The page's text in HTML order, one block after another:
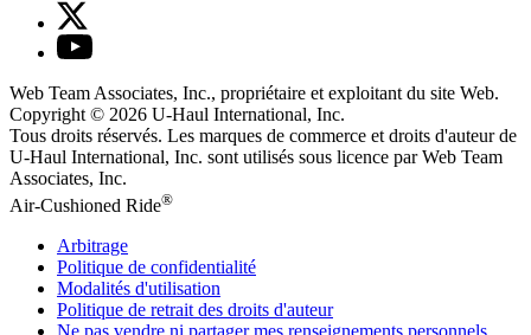
Web Team Associates, Inc., propriétaire et exploitant du site Web.
Copyright © 2026 U-Haul International, Inc.
Tous droits réservés. Les marques de commerce et droits d'auteur de
U-Haul International, Inc. sont utilisés sous licence par Web Team
Associates, Inc.
Air-Cushioned Ride®
Arbitrage
Politique de confidentialité
Modalités d'utilisation
Politique de retrait des droits d'auteur
Ne pas vendre ni partager mes renseignements personnels